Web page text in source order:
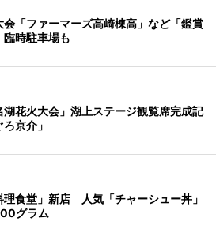
会「ファーマーズ高崎棟高」など「鑑賞
臨時駐車場も
湖花火大会」湖上ステージ観覧席完成記
京介」
理食堂」新店 人気「チャーシュー丼」
グラム